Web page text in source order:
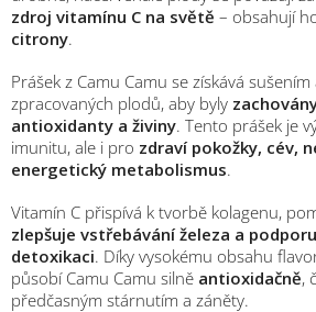
zdroj vitamínu C na světě – obsahují
citrony.
Prášek z Camu Camu se získává
zpracovaných plodů, aby byly
antioxidanty a živiny. Tento prášek je
imunitu, ale i pro zdraví pokožky, cév,
energetický metabolismus.
Vitamín C přispívá k tvorbě kolagenu,
zlepšuje vstřebávání železa a
detoxikaci. Díky vysokému obsahu
působí Camu Camu silně antioxidačně,
předčasným stárnutím a záněty.